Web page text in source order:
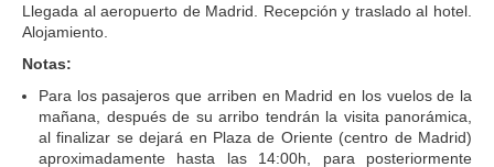
Llegada al aeropuerto de Madrid. Recepción y traslado al hotel.
Alojamiento.
Notas:
Para los pasajeros que arriben en Madrid en los vuelos de la
mañana, después de su arribo tendrán la visita panorámica,
al finalizar se dejará en Plaza de Oriente (centro de Madrid)
aproximadamente hasta las 14:00h, para posteriormente